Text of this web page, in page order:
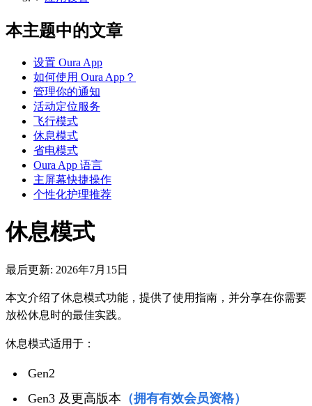
本主题中的文章
设置 Oura App
如何使用 Oura App？
管理你的通知
活动定位服务
飞行模式
休息模式
省电模式
Oura App 语言
主屏幕快捷操作
个性化护理推荐
休息模式
最后更新: 2026年7月15日
本文介绍了休息模式功能，提供了使用指南，并分享在你需要
放松休息时的最佳实践。
休息模式适用于：
Gen2
Gen3 及更高版本 （拥有有效会员资格）